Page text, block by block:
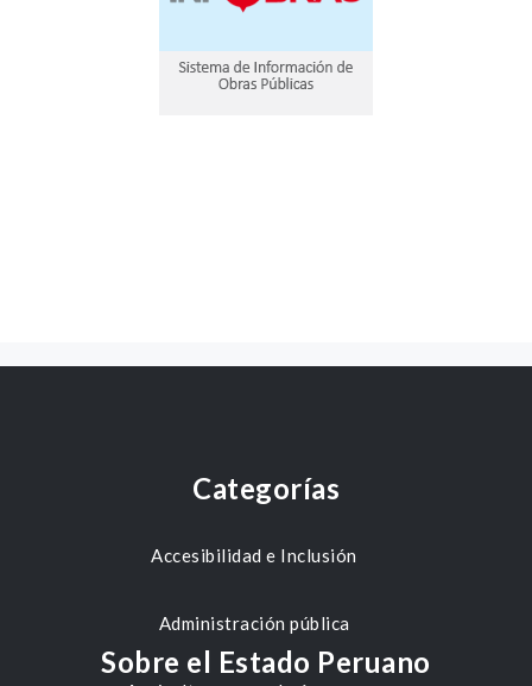
Categorías
Accesibilidad e Inclusión
Administración pública
Sobre el Estado Peruano